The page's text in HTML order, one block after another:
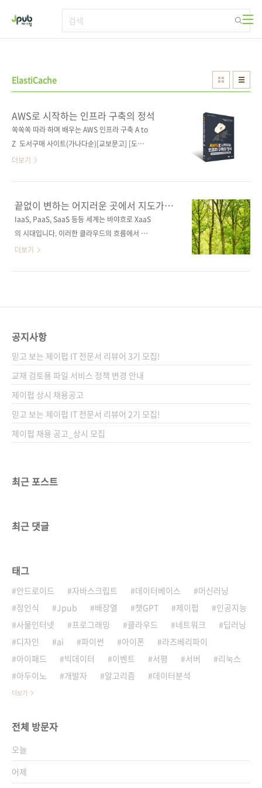
ElastiCache
AWS로 시작하는 인프라 구축의 정석
쏙쏙쏙 따라 하며 배우는 AWS 인프라 구축 A to
Z 도서구매 사이트(가나다순)[교보문고] [도서
11번가] [알라딘] [예스이십사] [인터파크] [쿠
제이펍저작권사 쇼에이샤(SHOEISHA
Co.,Ltd.)원서명 AWSではじめるインフラ構
築入門 (9784798163437)도서명 AWS로 시
라이즈 프로덕션 환경을 만들고 지키는 법지은
이 나카가키 겐지옮긴이 김모세감수자 (없음)시
더보기
끝없이 변하는 어지러운 곳에서 지도가
되어줄 본격 엔터프라이즈 환경 AWS
입문서
IaaS, PaaS, SaaS 등등 세계는 바야흐로 XaaS
의 시대입니다. 이러한 클라우드의 흐름에서 최
전선에 있는 것이 바로 AWS입니다. 2021년도
하는데, 심지어 AWS에 다니는 직원조차 그 변화
https://aws.amazon.com/ko/what-is-
aws/ 서비스의 다양함은 AWS의 강점이기도 하
지만, AWS를 처음 익혀야 하는 네트워크/인프
라 엔지니어 입장에서는 상당히 부담이 될 수 있
는 부분입니다. 이미 AWS를 알고 ..
더보기
공지사항
믿고 보는 제이펍 IT 전문서 리뷰어 3기 모집!
교재 검토용 파일 서비스 정책 변경 안내
제이펍 상시 채용공고
믿고 보는 제이펍 IT 전문서 리뷰어 2기 모집!
제이펍 채용 공고_상시 모집
최근 포스트
최근 댓글
태그
안드로이드 자바스크립트 데이터베이스
머신러닝
정인식
Jpub 배장열 챗GPT 제이펍
인공지능
사물인터넷
프로그래밍 클라우드 네트워크
딥러닝
디자인
ai 파이썬 아이폰
라즈베리파이
아이패드
빅데이터 이벤트 서평 서버
리눅스
아두이노
개발자 알고리즘 데이터분석
더보기
전체 방문자
오늘
어제